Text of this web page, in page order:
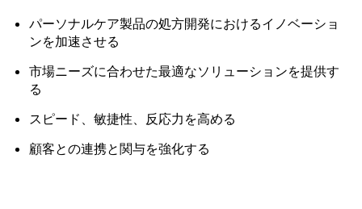
パーソナルケア製品の処方開発におけるイノベーショ
ンを加速させる
市場ニーズに合わせた最適なソリューションを提供す
る
スピード、敏捷性、反応力を高める
顧客との連携と関与を強化する